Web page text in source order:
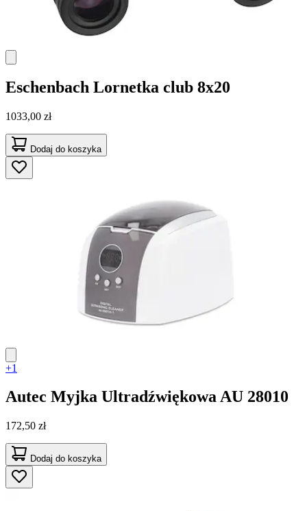
Eschenbach Lornetka club 8x20
1033,00 zł
Dodaj do koszyka
+1
Autec Myjka Ultradźwiękowa AU 28010
172,50 zł
Dodaj do koszyka